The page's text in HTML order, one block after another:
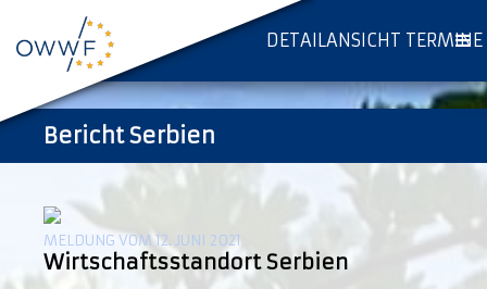
DETAILANSICHT TERMINE
Bericht Serbien
MELDUNG VOM 12. JUNI 2021
Wirtschaftsstandort Serbien